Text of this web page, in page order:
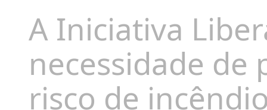
A Iniciativa
necessidade de
risco de